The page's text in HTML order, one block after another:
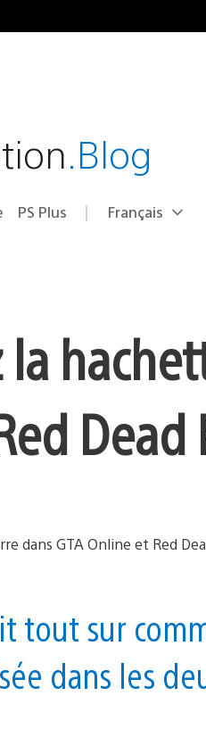
.Blog
PS Plus Choisir
Région
Français
la
tout sur
dans les